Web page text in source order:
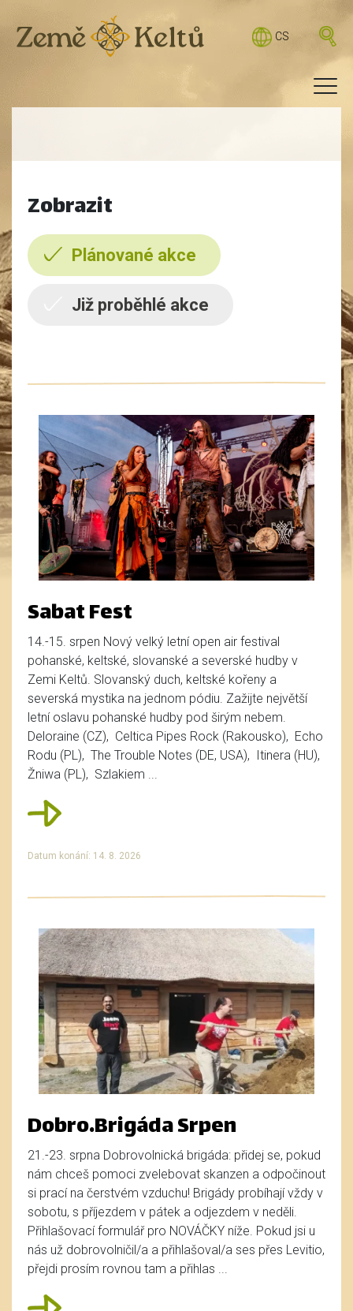
CS
Zobrazit
Plánované akce
Již proběhlé akce
Sabat Fest
14.-15. srpen Nový velký letní open air festival
pohanské, keltské, slovanské a severské hudby v
Zemi Keltů. Slovanský duch, keltské kořeny a
severská mystika na jednom pódiu. Zažijte největší
letní oslavu pohanské hudby pod širým nebem.
Deloraine (CZ), Celtica Pipes Rock (Rakousko), Echo
Rodu (PL), The Trouble Notes (DE, USA), Itinera (HU),
Žniwa (PL), Szlakiem ...
Datum konání: 14. 8. 2026
Dobro.Brigáda Srpen
21.-23. srpna Dobrovolnická brigáda: přidej se, pokud
nám chceš pomoci zvelebovat skanzen a odpočinout
si prací na čerstvém vzduchu! Brigády probíhají vždy v
sobotu, s příjezdem v pátek a odjezdem v neděli.
Přihlašovací formulář pro NOVÁČKY níže. Pokud jsi u
nás už dobrovolničil/a a přihlašoval/a ses přes Levitio,
přejdi prosím rovnou tam a přihlas ...